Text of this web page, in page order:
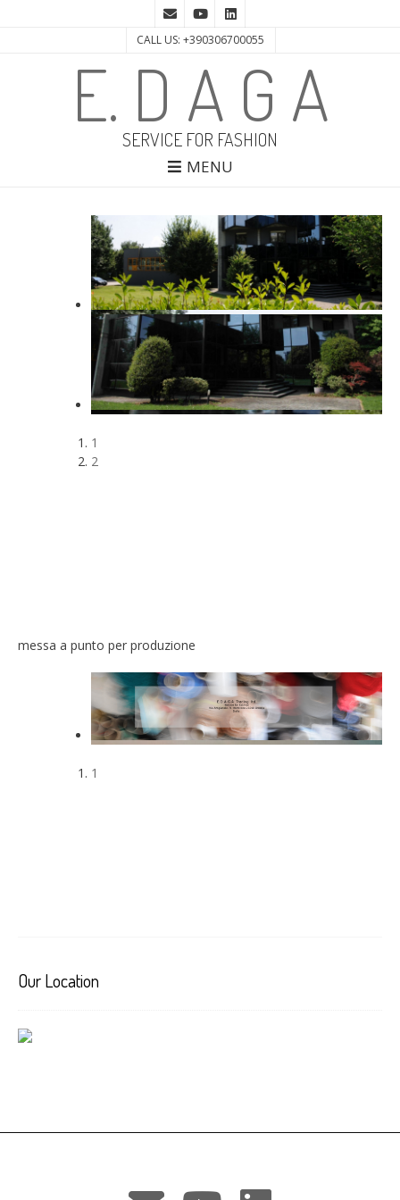
CALL US: +390306700055
E. D A G A
SERVICE FOR FASHION
MENU
1
2
messa a punto per produzione
1
Our Location